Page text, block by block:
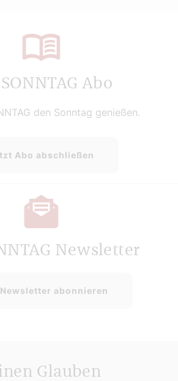
Abo
den Sonntag genießen.
Abo abschließen
Newsletter
abonnieren
Glauben